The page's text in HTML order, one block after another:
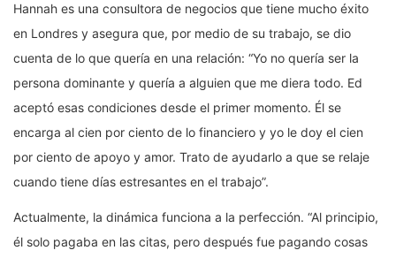
Hannah es una consultora de negocios que tiene mucho éxito
en Londres y asegura que, por medio de su trabajo, se dio
cuenta de lo que quería en una relación: “Yo no quería ser la
persona dominante y quería a alguien que me diera todo. Ed
aceptó esas condiciones desde el primer momento. Él se
encarga al cien por ciento de lo financiero y yo le doy el cien
por ciento de apoyo y amor. Trato de ayudarlo a que se relaje
cuando tiene días estresantes en el trabajo”.
Actualmente, la dinámica funciona a la perfección. “Al principio,
él solo pagaba en las citas, pero después fue pagando cosas